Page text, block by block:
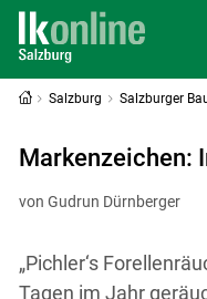
Salzburg Salzburger
Markenzeichen:
von Gudrun Dürnberger
„Pichler‘s
Tagen im Jahr